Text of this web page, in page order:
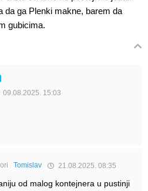
da ga Plenki makne, barem da
gubicima.
09.08.2025. 15:03
Tomislav 21.08.2025. 08:35
od malog kontejnera u pustinji